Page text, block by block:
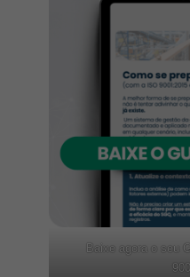
Baixe agora o seu